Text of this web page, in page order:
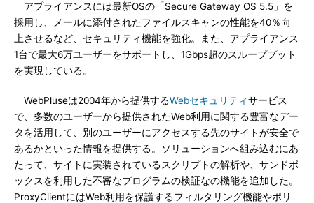
アプライアンスには最新OSの「Secure Gateway OS 5.5」を
採用し、メールに添付されたファイルスキャンの性能を40％向
上させるなど、セキュリティ機能を強化。また、アプライアンス
1台で最大6万ユーザーをサポートし、1Gbps超のスループプット
を実現している。
WebPluseは2004年から提供するWebセキュリティサービス
で、多数のユーザーから提供されたWeb利用に関する豊富なデー
タを活用して、別のユーザーにアクセスする先のサイトが安全で
あるかといった情報を提供する。ソリューションへ組み込むにあ
たって、サイトに実装されているスクリプトの解析や、サンドボ
ックスを利用した不審なプログラムの検証なの機能を追加した。
ProxyClientにはWeb利用を保護するフィルタリング機能やポリ